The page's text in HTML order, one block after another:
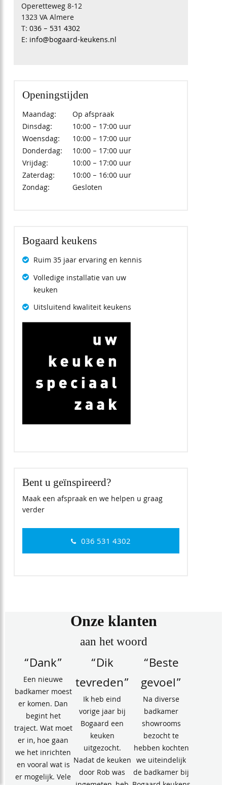
Operetteweg 8-12
1323 VA Almere
T:036 – 531 4302
E: info@bogaard-keukens.nl
Openingstijden
Maandag:
Op afspraak
Dinsdag:
10:00 – 17:00 uur
Woensdag:
10:00 – 17:00 uur
Donderdag:
10:00 – 17:00 uur
Vrijdag:
10:00 – 17:00 uur
Zaterdag:
10:00 – 16:00 uur
Zondag:
Gesloten
Bogaard keukens
Ruim 35 jaar ervaring en kennis
Volledige installatie van uw
keuken
Uitsluitend kwaliteit keukens
Bent u geïnspireerd?
Maak een afspraak en we helpen u graag
verder
036 531 4302
Onze klanten
aan het woord
“Dank”
Een nieuwe
badkamer moest
er komen. Dan
begint het
traject. Wat moet
er in, hoe gaan
we het inrichten
en vooral wat is
er mogelijk. Vele
“Dik
tevreden”
Ik heb eind
vorige jaar bij
Bogaard een
keuken
uitgezocht.
Nadat de keuken
door Rob was
“Beste
gevoel”
Na diverse
badkamer
showrooms
bezocht te
hebben kochten
we uiteindelijk
de badkamer bij